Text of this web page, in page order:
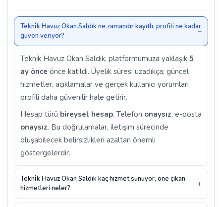
Tekni̇k Havuz Okan Saldık ne zamandır kayıtlı, profili ne kadar
güven veriyor?
Tekni̇k Havuz Okan Saldık, platformumuza yaklaşık 5
ay önce önce katıldı. Üyelik süresi uzadıkça; güncel
hizmetler, açıklamalar ve gerçek kullanıcı yorumları
profili daha güvenilir hale getirir.
Hesap türü bireysel hesap. Telefon onaysız, e-posta
onaysız. Bu doğrulamalar, iletişim sürecinde
oluşabilecek belirsizlikleri azaltan önemli
göstergelerdir.
Tekni̇k Havuz Okan Saldık kaç hizmet sunuyor, öne çıkan
hizmetleri neler?